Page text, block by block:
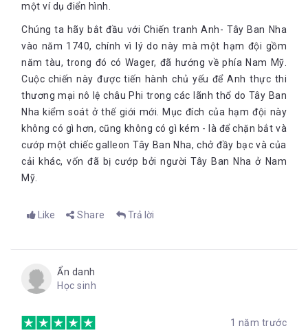
một ví dụ điển hình.
Chúng ta hãy bắt đầu với Chiến tranh Anh- Tây Ban Nha
vào năm 1740, chính vì lý do này mà một hạm đội gồm
năm tàu, trong đó có Wager, đã hướng về phía Nam Mỹ.
Cuộc chiến này được tiến hành chủ yếu để Anh thực thi
thương mại nô lệ châu Phi trong các lãnh thổ do Tây Ban
Nha kiểm soát ở thế giới mới. Mục đích của hạm đội này
không có gì hơn, cũng không có gì kém - là để chặn bắt và
cướp một chiếc galleon Tây Ban Nha, chở đầy bạc và của
cải khác, vốn đã bị cướp bởi người Tây Ban Nha ở Nam
Mỹ.
Like Share Trả lời
Ẩn danh
Học sinh
1 năm trước